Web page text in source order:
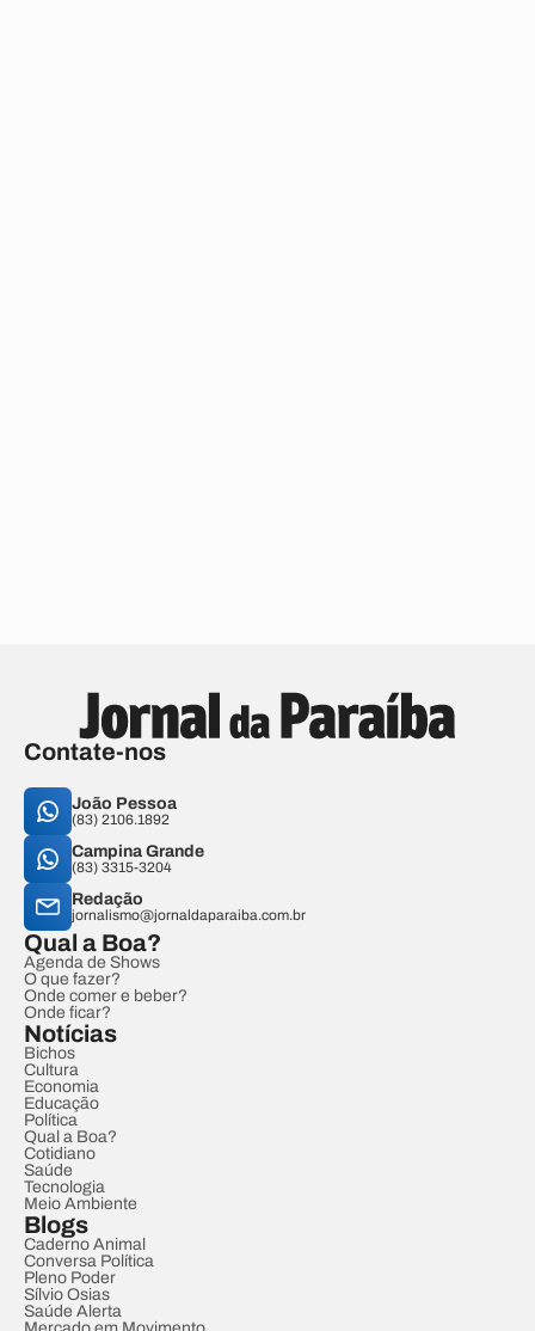
Contate-nos
João Pessoa
(83) 2106.1892
Campina Grande
(83) 3315-3204
Redação
jornalismo@jornaldaparaiba.com.br
Qual a Boa?
Agenda de Shows
O que fazer?
Onde comer e beber?
Onde ficar?
Notícias
Bichos
Cultura
Economia
Educação
Política
Qual a Boa?
Cotidiano
Saúde
Tecnologia
Meio Ambiente
Blogs
Caderno Animal
Conversa Política
Pleno Poder
Sílvio Osias
Saúde Alerta